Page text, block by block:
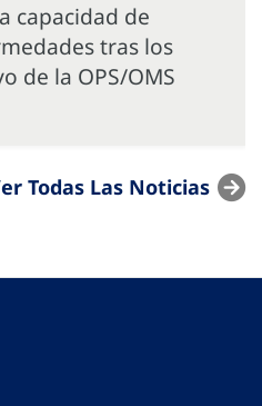
capacidad de
tras los
de la OPS/OMS
Todas Las Noticias